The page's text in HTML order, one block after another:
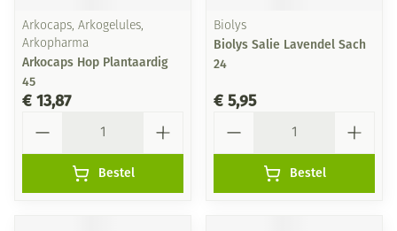
Arkocaps, Arkogelules,
Arkopharma
Arkocaps Hop Plantaardig
45
€ 13,87
Bestel
Biolys
Biolys Salie Lavendel Sach
24
€ 5,95
Bestel